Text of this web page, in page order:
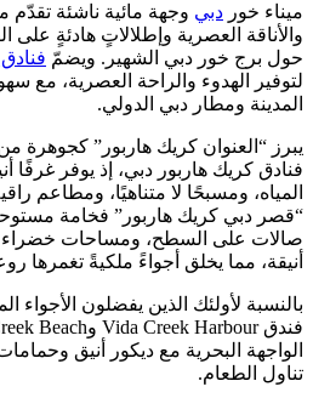
ميناء خور دبي وجهة مائية ناشئة تقدّم
والأناقة العصرية وإطلالاتٍ هادئةٍ على
حول برج خور دبي الشهير. ويضمّ
لتوفير الهدوء والراحة العصرية، مع
المدينة ومطار دبي الدولي.
يبرز “العنوان كريك هاربور”
فنادق كريك هاربور دبي، إذ يوفر غرفًا
المياه، ومسبحًا لا متناهيًا، ومطاعم
“قصر دبي كريك هاربور” فخامة
صالات على السطح، ومساحات خضراء
أنيقة، مما يخلق أجواءً ملكيةً تغمرها
بالنسبة لأولئك الذين يفضلون الأجواء
الواجهة البحرية مع ديكور أنيق
تناول الطعام.